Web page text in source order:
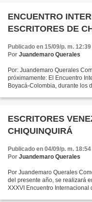
ENCUENTRO
ESCRITORES DE
Publicado en 15/09/p. m. 12:39
Por Juandemaro Querales
Por: Juandemaro Querales
próximamente: El Encuentro
Boyacá-Colombia, durante los
ESCRITORES
CHIQUINQUIRÁ
Publicado en 04/09/p. m. 18:54
Por Juandemaro Querales
Por Juandemaro Querales
del presente año, se realizará
XXXVI Encuentro